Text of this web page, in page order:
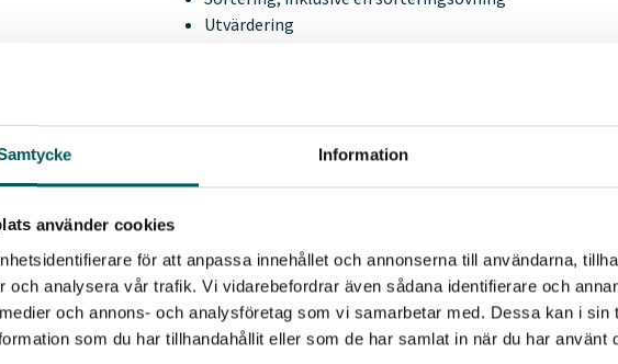
Information
använder cookies
för att anpassa innehållet och annonserna till användarna,
och analysera vår trafik. Vi vidarebefordrar även sådana identifierare och
och annons- och analysföretag som vi samarbetar med. Dessa kan i sin
som du har tillhandahållit eller som de har samlat in när du har använt
Utvärdering
Utbildningen tar ca 90 minuter att genomföra. Du kan
när som helst, för att sedan fortsätta vid ett annat
har du direkt full tillgång till utbildningen i tre månader.
Utbildningen är öppen för såväl medlemmar som icke-
särskilt förmånliga avgifter. För arbetsplatser som
klippkort. Kontakta petra.carlsson@avfallsverige.se